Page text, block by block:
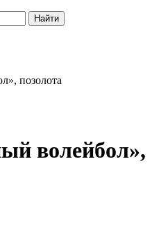
позолота
волейбол»,